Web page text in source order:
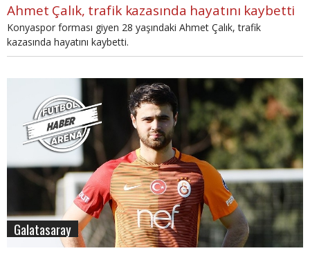
Ahmet Çalık, trafik kazasında hayatını kaybetti
Konyaspor forması giyen 28 yaşındaki Ahmet Çalık, trafik
kazasında hayatını kaybetti.
Galatasaray